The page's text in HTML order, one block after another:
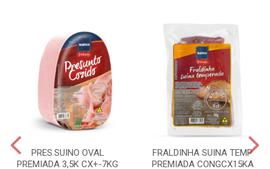
PRES.SUINO OVAL
PREMIADA 3,5K CX+-7KG
FRALDINHA SUINA TEMP
PREMIADA CONGCX15KA